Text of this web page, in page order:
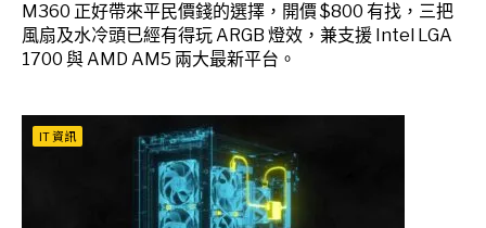
M360 正好帶來平民價錢的選擇，開價 $800 有找，三把
風扇及水冷頭已經有得玩 ARGB 燈效，兼支援 Intel LGA
1700 與 AMD AM5 兩大最新平台。
IT 資訊